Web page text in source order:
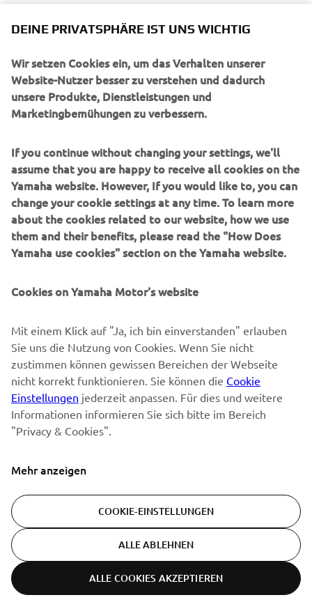
Langenthal durch.
UNTERNEHMEN
B2B
MEHR YAMAHA
SUPPORT
NEWSLETTER
Sonderveranstaltungen, Neuerscheinungen und vielem mehr.
ABONNIEREN
Lesen Sie unsere Datenschutzrichtlinie, um zu erfahren, wie wir
Ihre persönlichen Daten verarbeiten: Datenschutzerklärung
© Copyright - 2026 Yamaha Motor Europe N.V. - All Rights
Reserved
Datenschutzerklärung
DEINE PRIVATSPHÄRE IST UNS WICHTIG
Wir setzen Cookies ein, um das Verhalten unserer
Website-Nutzer besser zu verstehen und dadurch
unsere Produkte, Dienstleistungen und
Marketingbemühungen zu verbessern.
If you continue without changing your settings, we'll
assume that you are happy to receive all cookies on the
Yamaha website. However, If you would like to, you can
change your cookie settings at any time. To learn more
about the cookies related to our website, how we use
them and their benefits, please read the "How Does
Yamaha use cookies" section on the Yamaha website.
Cookies on Yamaha Motor's website
Mit einem Klick auf "Ja, ich bin einverstanden" erlauben
Sie uns die Nutzung von Cookies. Wenn Sie nicht
zustimmen können gewissen Bereichen der Webseite
nicht korrekt funktionieren. Sie können die Cookie
Einstellungen jederzeit anpassen. Für dies und weitere
Informationen informieren Sie sich bitte im Bereich
"Privacy & Cookies".
Mehr anzeigen
COOKIE-EINSTELLUNGEN
ALLE ABLEHNEN
ALLE COOKIES AKZEPTIEREN